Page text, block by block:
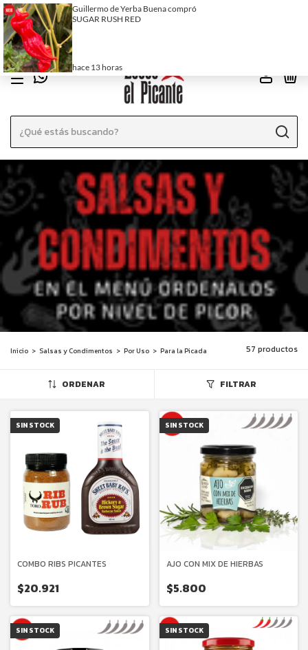
EN EL MENÚ ENCONTRÁS LAS SALSAS ORDENADAS POR PICOR
Inicio > Salsas y Condimentos > Por Uso > Para la Picada 57 productos
ORDENAR FILTRAR
SIN STOCK
COMBO RIBS PICANTES
$20.921
SIN STOCK
AJO CON MIX DE HIERBAS
$5.800
SIN STOCK SIN STOCK